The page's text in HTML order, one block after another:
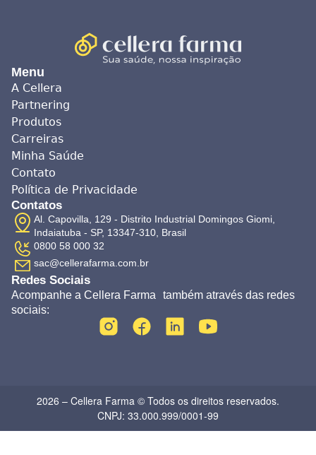
Menu
A Cellera
Partnering
Produtos
Carreiras
Minha Saúde
Contato
Política de Privacidade
Contatos
Al. Capovilla, 129 - Distrito Industrial Domingos Giomi,
Indaiatuba - SP, 13347-310, Brasil
0800 58 000 32
sac@cellerafarma.com.br
Redes Sociais
Acompanhe a Cellera Farma também através das redes
sociais:
2026 – Cellera Farma © Todos os direitos reservados.
CNPJ: 33.000.999/0001-99